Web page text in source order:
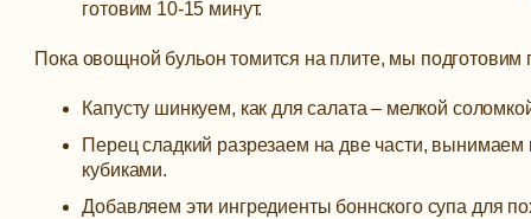
готовим 10-15 минут.
Пока овощной бульон томится на плите, мы подготовим
Капусту шинкуем, как для салата – мелкой
Перец сладкий разрезаем на две части,
кубиками.
Добавляем эти ингредиенты боннского супа для